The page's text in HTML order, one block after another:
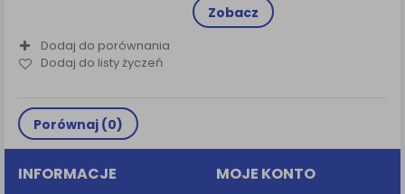
Zobacz
Dodaj do porównania
Dodaj do listy życzeń
Porównaj (0)
INFORMACJE MOJE KONTO